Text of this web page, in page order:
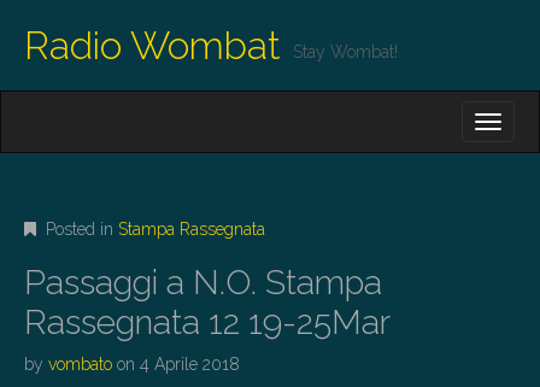
Radio Wombat Stay Wombat!
M
E
N
U
C
N
T
E
N
T
Posted in Stampa Rassegnata
Passaggi a N.O. Stampa
Rassegnata 12 19-25Mar
by vombato on 4 Aprile 2018